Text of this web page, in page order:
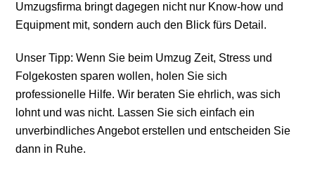
Umzugsfirma bringt dagegen nicht nur Know-how und
Equipment mit, sondern auch den Blick fürs Detail.
Unser Tipp: Wenn Sie beim Umzug Zeit, Stress und
Folgekosten sparen wollen, holen Sie sich
professionelle Hilfe. Wir beraten Sie ehrlich, was sich
lohnt und was nicht. Lassen Sie sich einfach ein
unverbindliches Angebot erstellen und entscheiden Sie
dann in Ruhe.